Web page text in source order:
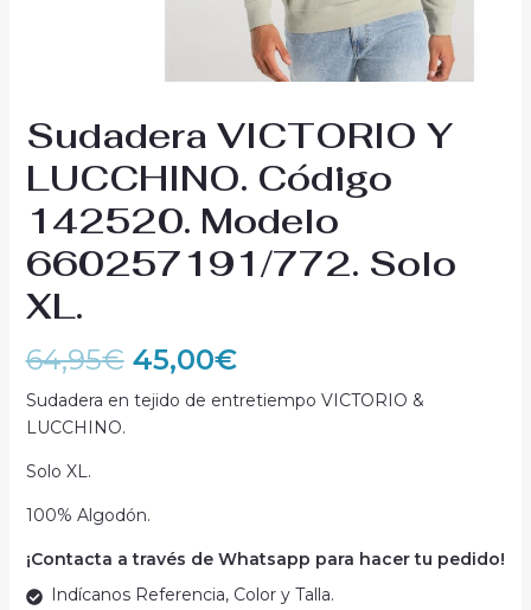
Sudadera VICTORIO Y
LUCCHINO. Código
142520. Modelo
660257191/772. Solo
XL.
64,95€ 45,00€
Sudadera en tejido de entretiempo VICTORIO &
LUCCHINO.
Solo XL.
100% Algodón.
¡Contacta a través de Whatsapp para hacer tu pedido!
Indícanos Referencia, Color y Talla.